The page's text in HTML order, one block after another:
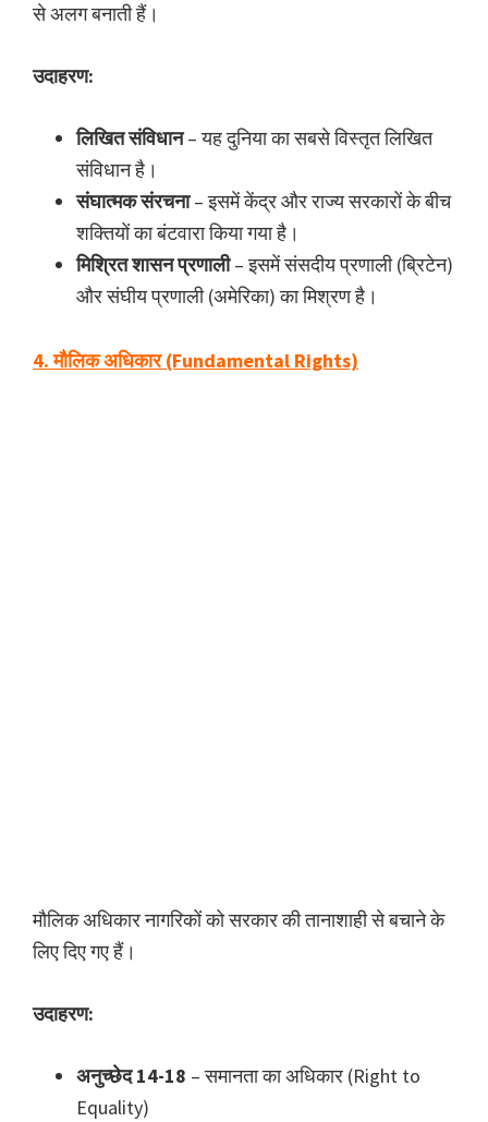
से अलग बनाती हैं।
उदाहरण:
लिखित संविधान– यह दुनिया का सबसे विस्तृत लिखित
संविधान है।
संघात्मक संरचना– इसमें केंद्र और राज्य सरकारों के बीच
शक्तियों का बंटवारा किया गया है।
मिश्रित शासन प्रणाली– इसमें संसदीय प्रणाली (ब्रिटेन)
और संघीय प्रणाली (अमेरिका) का मिश्रण है।
4. मौलिक अधिकार (Fundamental Rights)
मौलिक अधिकार नागरिकों को सरकार की तानाशाही से बचाने के
लिए दिए गए हैं।
उदाहरण:
अनुच्छेद 14-18 – समानता का अधिकार (Right to
Equality)